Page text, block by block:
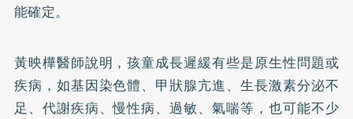
能確定。
黃映樺醫師說明，孩童成長遲緩有些是原生性問題或
疾病，如基因染色體、甲狀腺亢進、生長激素分泌不
足、代謝疾病、慢性病、過敏、氣喘等，也可能不少